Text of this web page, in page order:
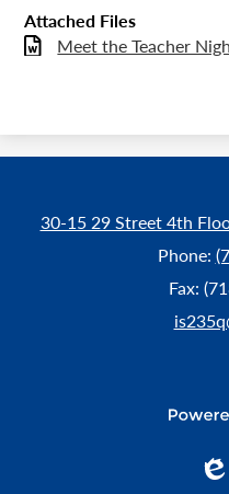
Attached Files
Meet the Teacher
30-15 29 Street 4th
Phone:
Fax: